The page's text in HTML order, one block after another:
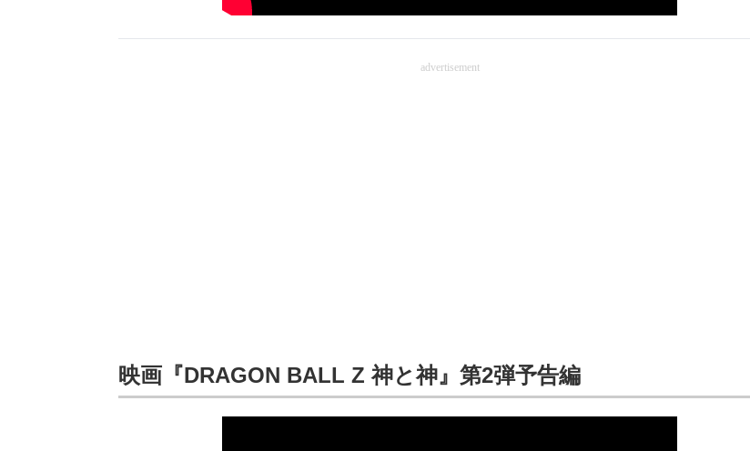
advertisement
映画『DRAGON BALL Z 神と神』第2弾予告編